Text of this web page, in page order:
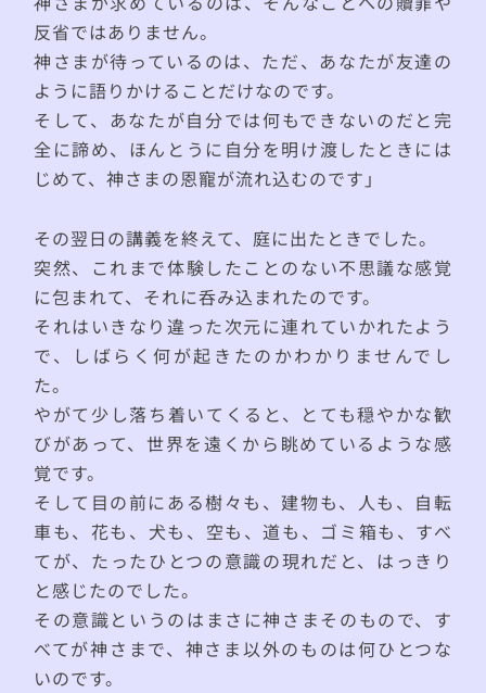
反省ではありません。
神さまが待っているのは、ただ、あなたが友達の
ように語りかけることだけなのです。
そして、あなたが自分では何もできないのだと完
全に諦め、ほんとうに自分を明け渡したときには
じめて、神さまの恩寵が流れ込むのです」
その翌日の講義を終えて、庭に出たときでした。
突然、これまで体験したことのない不思議な感覚
に包まれて、それに呑み込まれたのです。
それはいきなり違った次元に連れていかれたよう
で、しばらく何が起きたのかわかりませんでし
た。
やがて少し落ち着いてくると、とても穏やかな歓
びがあって、世界を遠くから眺めているような感
覚です。
そして目の前にある樹々も、建物も、人も、自転
車も、花も、犬も、空も、道も、ゴミ箱も、すべ
てが、たったひとつの意識の現れだと、はっきり
と感じたのでした。
その意識というのはまさに神さまそのもので、す
べてが神さまで、神さま以外のものは何ひとつな
いのです。